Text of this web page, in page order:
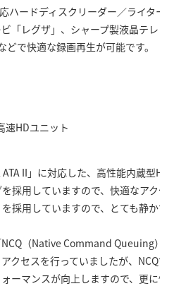
ハードディスクリーダー／ライター
「レグザ」、シャープ製液晶テレビ
どで快適な録画再生が可能です。
速HDユニット
II」に対応した、高性能内蔵型
採用していますので、快適なアクセ
を採用していますので、とても静か
（Native Command Queuing）
クセスを行っていましたが、NCQ
ーマンスが向上しますので、更に快